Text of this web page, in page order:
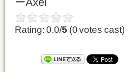
Rating: 0.0/5 (0 votes cast)